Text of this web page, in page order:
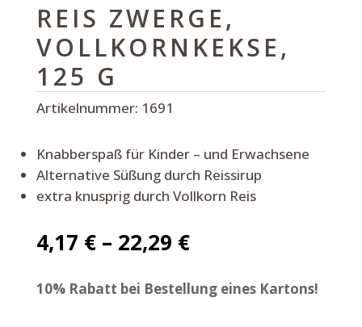
REIS ZWERGE,
VOLLKORNKEKSE,
125 G
Artikelnummer: 1691
Knabberspaß für Kinder – und Erwachsene
Alternative Süßung durch Reissirup
extra knusprig durch Vollkorn Reis
4,17 €– 22,29 €
10% Rabatt bei Bestellung eines Kartons!